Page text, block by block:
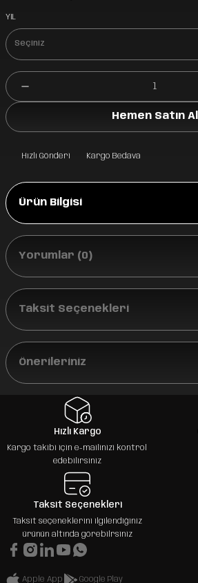
YIL
Hemen Satın Al
Hızlı Gönderi Kargo Bedava
Ürün Bilgisi
Yorumlar (0)
Taksit Seçenekleri
Önerileriniz
Hızlı Kargo
Kargo takibi için e-mailinizi kontrol
edebilirsiniz
Taksit Seçenekleri
Taksit seçeneklerini ilgilendiğiniz
ürünün altında görebilrsiniz
Apple App Google Play